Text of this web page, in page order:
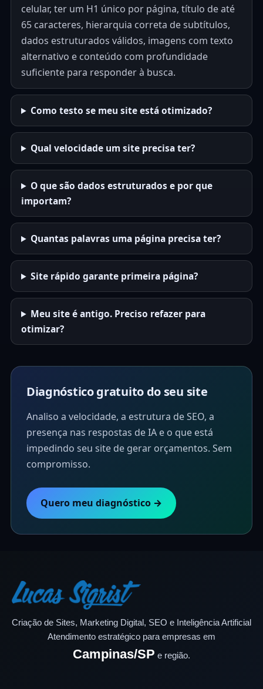
celular, ter um H1 único por página, título de até
65 caracteres, hierarquia correta de subtítulos,
dados estruturados válidos, imagens com texto
alternativo e conteúdo com profundidade
suficiente para responder à busca.
Como testo se meu site está otimizado?
Qual velocidade um site precisa ter?
O que são dados estruturados e por que
importam?
Quantas palavras uma página precisa ter?
Site rápido garante primeira página?
Meu site é antigo. Preciso refazer para
otimizar?
Diagnóstico gratuito do seu site
Analiso a velocidade, a estrutura de SEO, a
presença nas respostas de IA e o que está
impedindo seu site de gerar orçamentos. Sem
compromisso.
Quero meu diagnóstico →
Criação de Sites, Marketing Digital, SEO e Inteligência Artificial
Atendimento estratégico para empresas em
Campinas/SP e região.